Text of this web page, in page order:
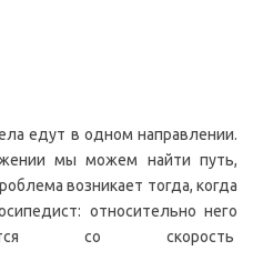
едут в одном направлении.
мы можем найти путь,
возникает тогда, когда
относительно него
со скорость